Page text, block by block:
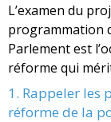
L’examen du
programmation
Parlement est
réforme qui
1. Rappeler les
réforme de la